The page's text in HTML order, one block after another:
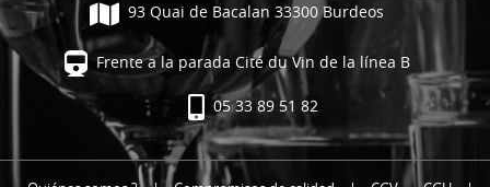
93 Quai de Bacalan 33300 Burdeos
Frente a la parada Cité du Vin de la línea B
05 33 89 51 82